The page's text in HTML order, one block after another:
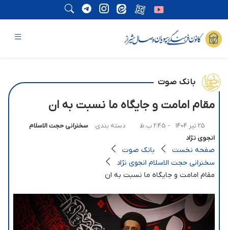
بانک صوت
مقام امامت و جایگاه ما نسبت به ان
25 تیر 1404 - 2:45 ب.ظ دسته بندی:
سخنرانی حجت الاسلام
انجوی نژاد
صفحه نخست
بانک صوت
سخنرانی حجت الاسلام انجوی نژاد
مقام امامت و جایگاه ما نسبت به ان